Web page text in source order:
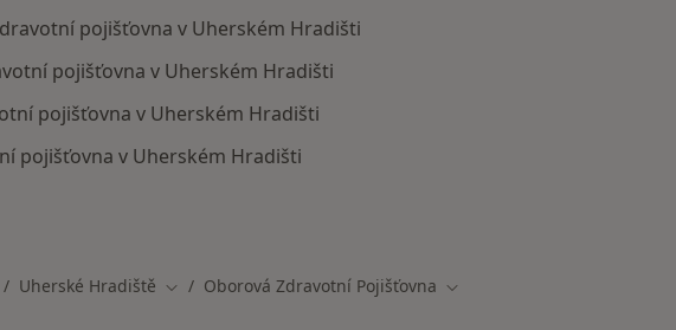
pojišťovna v Uherském Hradišti
pojišťovna v Uherském Hradišti
pojišťovna v Uherském Hradišti
pojišťovna v Uherském Hradišti
města
Uherské Hradiště Změna města
Oborová Zdravotní Pojišťovna Změna města